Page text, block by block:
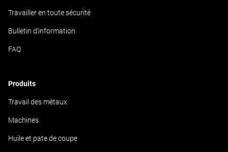
Travailler en toute sécurité
Bulletin d'information
FAQ
Produits
Travail des métaux
Machines
Huile et pate de coupe